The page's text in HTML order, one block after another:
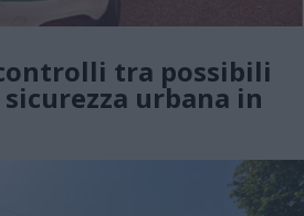
tra possibili
urbana in